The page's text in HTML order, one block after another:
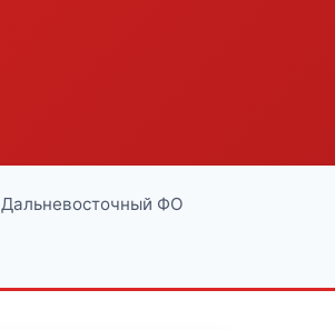
Дальневосточный ФО